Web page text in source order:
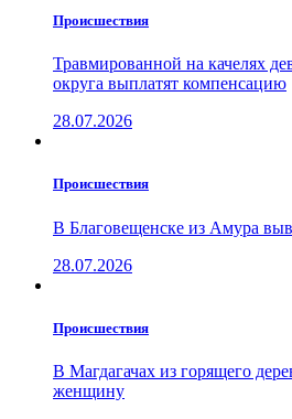
Проиcшествия
Травмированной на качелях
округа выплатят компенсацию
28.07.2026
Проиcшествия
В Благовещенске из Амура
28.07.2026
Проиcшествия
В Магдагачах из горящего
женщину